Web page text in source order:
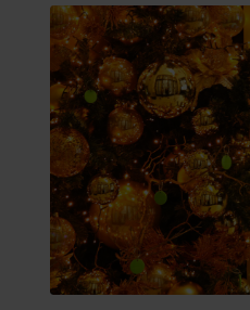
zodat de strenge
alvast vermeden worden.